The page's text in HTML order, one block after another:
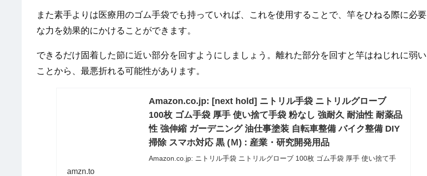
また素手よりは医療用のゴム手袋でも持っていれば、これを使用することで、竿をひねる際に必要
な力を効果的にかけることができます。
できるだけ固着した節に近い部分を回すようにしましょう。離れた部分を回すと竿はねじれに弱い
ことから、最悪折れる可能性があります。
Amazon.co.jp: [next hold] ニトリル手袋 ニトリルグローブ
100枚 ゴム手袋 厚手 使い捨て手袋 粉なし 強耐久 耐油性 耐薬品
性 強伸縮 ガーデニング 油仕事塗装 自転車整備 バイク整備 DIY
掃除 スマホ対応 黒 (Ｍ) : 産業・研究開発用品
Amazon.co.jp: ニトリル手袋 ニトリルグローブ 100枚 ゴム手袋 厚手 使い捨て手
amzn.to